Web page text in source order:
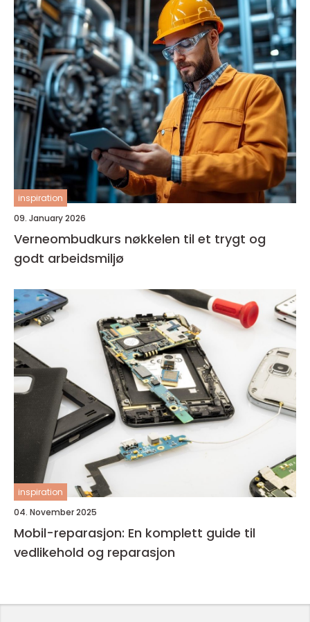
inspiration
09. January 2026
Verneombudkurs nøkkelen til et trygt og
godt arbeidsmiljø
inspiration
04. November 2025
Mobil-reparasjon: En komplett guide til
vedlikehold og reparasjon